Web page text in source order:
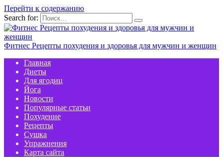
Перейти к содержанию
Search for:
Фитнес Рецепты похудения и здоровья для мужчин и женщин
Главная
Диеты
Для ягодиц
Йога
Новости
Популярные статьи
Похудение
Рецепты
Сушка
Упражнения
Карта сайта